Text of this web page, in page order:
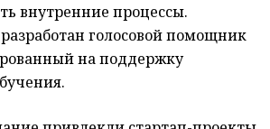
внутренние процессы.
голосовой помощник
на поддержку